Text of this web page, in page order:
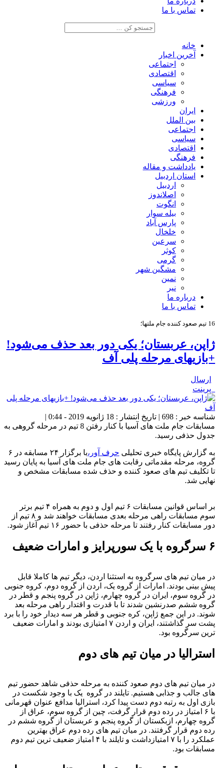
تماس با ما
خانه
آخرین اخبار
اجتماعی
اقتصادی
سیاسی
فرهنگی
ورزشی
ایران
بین الملل
اجتماعی
سیاسی
اقتصادی
فرهنگی
یادداشت و مقاله
استان اردبیل
اردبیل
اصلاندوز
انگوت
بیله سوار
پارس آباد
خلخال
سرعین
کوثر
گرمی
مشگین شهر
نمین
نیر
درباره ما
تماس با ما
16 تیم صعود کننده جام ملتها؛
ژاپن، عربستان؛ یکی دور بعد حذف می‌شود!
+بازیهای مرحله پلی آف
ارسال
پرینت
شناسه خبر : 698 | تاریخ انتشار : 18 ژانویه 2019 - 0:44 |
مسابقات جام ملت های آسیا با کنار رفتن 8 تیم در مرحله گروهی به
جدول حذفی رسید.
به گزارش پایگاه خبری تحلیلی حرف آور،
با برگزار ۲۴ مسابقه در ۶
گروه، مرحله مقدماتی رقابت های جام ملت های آسیا به پایان رسید
تا تکلیف تیم های صعود کننده و حذف شده مسابقات مشخص و
نهایی شد.
بر اساس قوانین مسابقات ۶ تیم اول و دوم به همراه ۴ تیم برتر
سوم مسابقات راهی مرحله بعدی مسابقات خواهند شد و ۸ تیم از
دور مسابقات کنار رفتند تا مرحله حذفی با حضور ۱۶ تیم آغاز شود.
۶ سرگروه با یک سورپرایز و امارات ضعیف
در میان تیم های سرگروه به استثنا اردن، دیگر تیم ها کاملا قابل
پیش بینی بودند. امارات از گروه یک، اردن از گروه دوم، کروه جنوبی
در گروه سوم، ایران در گروه چهارم، ژاپن در گروه پنجم و قطر در
گروه ششم صدرنشین شدند تا با قدرت و اقتدار راهی مرحله بعد
شوند. در این جمع ژاپن، کره جنوبی و قطر هر سه دیدار خود را با برد
پشت سر گذاشتند، ایران و اردن ۷ امتیازی بودند و امارات ضعیف
ترین سرگروه بود.
استرالیا در میان تیم های دوم
در میان تیم های دوم صعود کننده به مرحله حذفی شاهد حضور تیم
های جالب و جذابی هستیم. تایلند در گروه یک با وجود شکست در
بازی اول به رتبه دوم دست پیدا کرد، استرالیا مدافع عنوان قهرمانی
با ۶ امتیاز در رده دوم قرار گرفت، چین از گروه سوم، عراق از
گروه چهارم، ازبکستان از گروه پنجم و عربستان از گروه ششم در
رده دوم قرار گرفتند. در میان تیم های رده دوم عراق بهترین
عملکرد را با ۷ امتیازداشت و تایلند با ۴ امتیاز ضعیف ترین تیم دوم
مسابقات بود.